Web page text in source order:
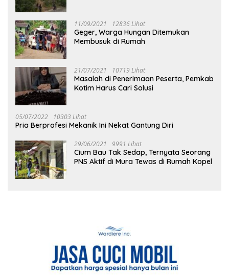
11/09/2021 12836 Lihat
Geger, Warga Hungan Ditemukan
Membusuk di Rumah
21/07/2021 10719 Lihat
Masalah di Penerimaan Peserta, Pemkab
Kotim Harus Cari Solusi
05/07/2022 10303 Lihat
Pria Berprofesi Mekanik Ini Nekat Gantung Diri
29/06/2021 9991 Lihat
Cium Bau Tak Sedap, Ternyata Seorang
PNS Aktif di Mura Tewas di Rumah Kopel